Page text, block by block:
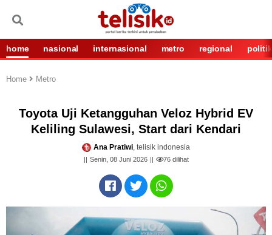
home nasional internasional metro regional politik
Home Metro
Toyota Uji Ketangguhan Veloz Hybrid EV
Keliling Sulawesi, Start dari Kendari
Ana Pratiwi, telisik indonesia
Senin, 08 Juni 2026 76dilihat